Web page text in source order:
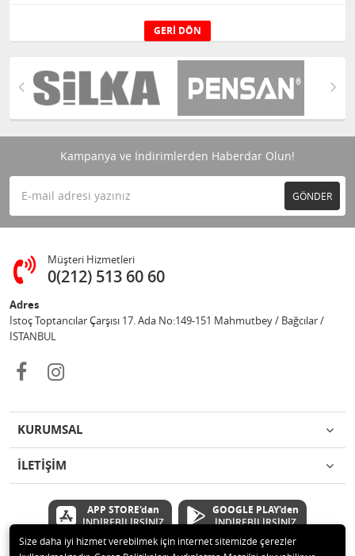
GERI DÖN
Kampanya ve İndirimlerden Haberdar Olun!
GÖNDER
Müşteri Hizmetleri
0(212) 513 60 60
Adres
İstoç Toptancılar Çarşısı 17. Ada No:149-151 Mahmutbey / Bağcılar /
İSTANBUL
KURUMSAL
İLETİŞİM
APP STORE'dan
İNDİREBİLİRSİNİZ
GOOGLE PLAY'den
İNDİREBİLİRSİNİZ
Size daha iyi hizmet verebilmek için internet sitemizde çerezler